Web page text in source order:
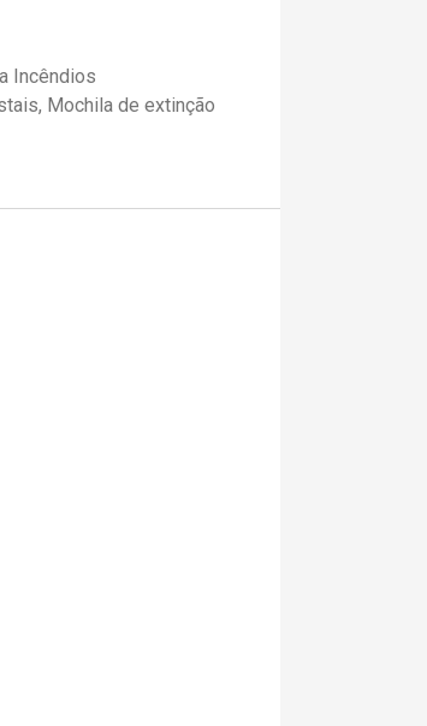
Incêndios
, Mochila de extinção